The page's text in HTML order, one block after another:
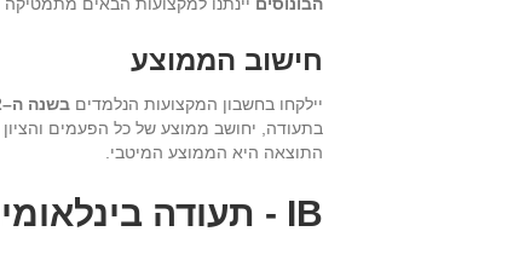
חישוב הממוצע
יילקחו בחשבון המקצועות הנלמדים בשנה ה–12
בתעודה, יחושב ממוצע של כל הפעמים
התוצאה היא הממוצע המיטבי.
IB
- תעודה